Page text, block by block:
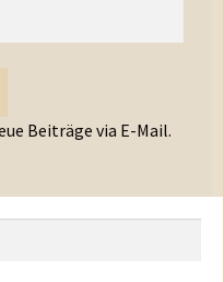
Beiträge via E-Mail.